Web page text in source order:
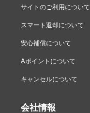
サイトのご利用について
スマート返却について
安心補償について
Aポイントについて
キャンセルについて
会社情報